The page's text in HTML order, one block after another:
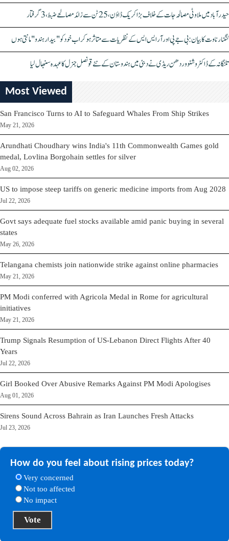
حیدرآباد میں ملاوٹی مصالحہ جات کے خلاف بڑا کریک ڈاؤن، 25 ٹن سے زائد مصالحے ضبط، 3 گرفتار
کنگنا رناوت کا بیان: بی جے پی اور آر ایس ایس کے نظریات سے متاثر ہو کر اب خود کو "بیدار ہندو" مانتی ہوں
تلنگانہ کے ڈاکٹر وشنو وردھن ریڈی نے دبئی میں ہندوستان کے نئے قونصل جنرل کا عہدہ سنبھال لیا
Most Viewed
San Francisco Turns to AI to Safeguard Whales From Ship Strikes
May 21, 2026
Arundhati Choudhary wins India's 11th Commonwealth Games gold
medal, Lovlina Borgohain settles for silver
Aug 02, 2026
US to impose steep tariffs on generic medicine imports from Aug 2028
Jul 22, 2026
Govt says adequate fuel stocks available amid panic buying in several
states
May 26, 2026
Telangana chemists join nationwide strike against online pharmacies
May 21, 2026
PM Modi conferred with Agricola Medal in Rome for agricultural
initiatives
May 21, 2026
Trump Signals Resumption of US-Lebanon Direct Flights After 40
Years
Jul 22, 2026
Girl Booked Over Abusive Remarks Against PM Modi Apologises
Aug 01, 2026
Sirens Sound Across Bahrain as Iran Launches Fresh Attacks
Jul 23, 2026
How do you feel about rising prices today?
Very concerned
Not too affected
No impact